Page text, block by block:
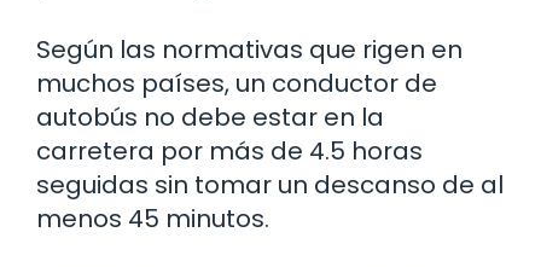
Según las normativas que rigen en
muchos países, un conductor de
autobús no debe estar en la
carretera por más de 4.5 horas
seguidas sin tomar un descanso de al
menos 45 minutos.